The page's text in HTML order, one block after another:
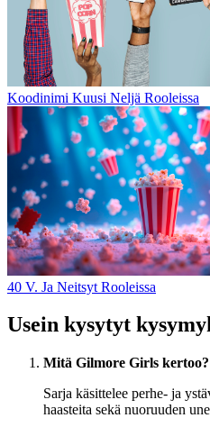
Koodinimi Kuusi Neljä Rooleissa
40 V. Ja Neitsyt Rooleissa
Usein kysytyt
Mitä Gilmore Girls kertoo?
Sarja käsittelee perhe- ja
haasteita sekä nuoruuden